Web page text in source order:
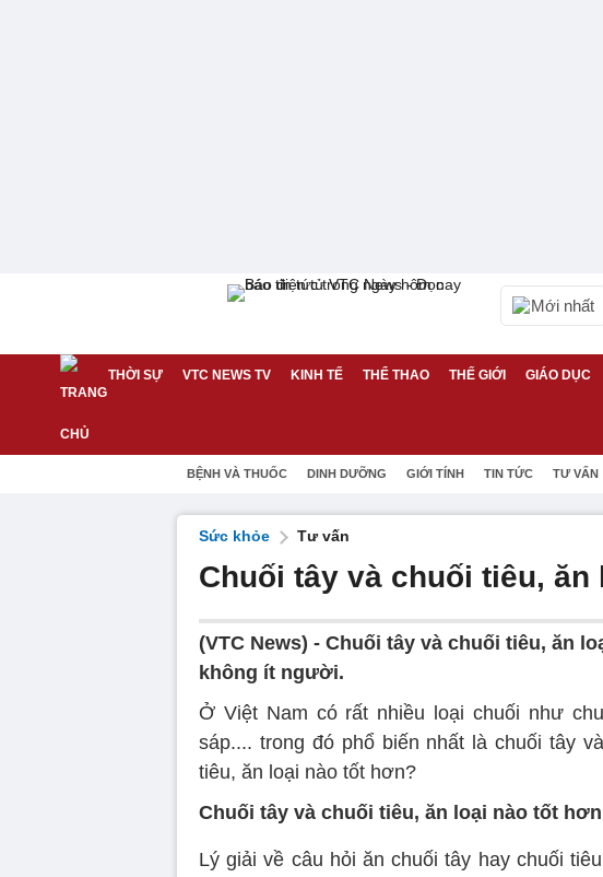
Mới nhất
THỜI SỰ VTC NEWS TV KINH TẾ THỂ THAO THẾ GIỚI GIÁO DỤC
BỆNH VÀ THUỐC DINH DƯỠNG GIỚI TÍNH TIN TỨC TƯ VẤN
Sức khỏe Tư vấn
Chuối tây và chuối tiêu,
(VTC News) - Chuối tây và chuối tiêu, ăn
không ít người.
Ở Việt Nam có rất nhiều loại chuối như
sáp.... trong đó phổ biến nhất là chuối tây
tiêu, ăn loại nào tốt hơn?
Chuối tây và chuối tiêu, ăn loại nào tốt
Lý giải về câu hỏi ăn chuối tây hay chuối